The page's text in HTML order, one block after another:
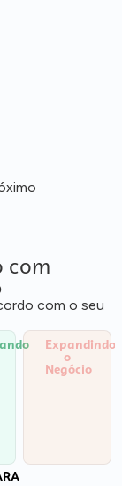
com
com o seu
Expandindo
o
Negócio